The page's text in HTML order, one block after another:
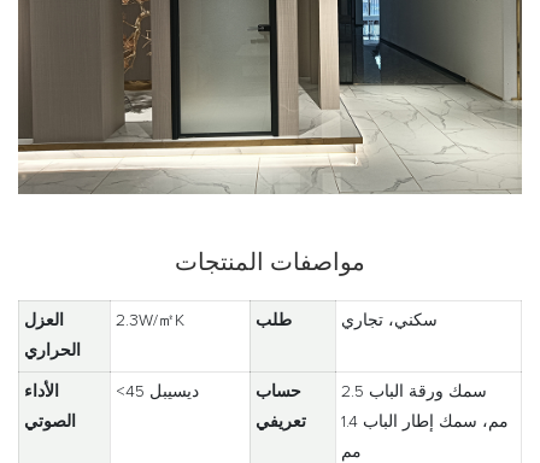
مواصفات المنتجات
العزل
الحراري
2.3W/㎡K طلب سكني، تجاري
الأداء
الصوتي
<45 ديسيبل
حساب
تعريفي
سمك ورقة الباب 2.5
مم، سمك إطار الباب 1.4
مم